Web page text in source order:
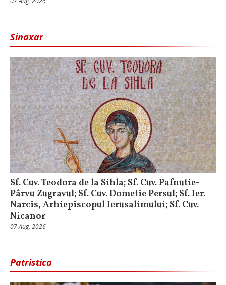
Sinaxar
Sf. Cuv. Teodora de la Sihla; Sf. Cuv. Pafnutie-
Pârvu Zugravul; Sf. Cuv. Dometie Persul; Sf. Ier.
Narcis, Arhiepiscopul Ierusalimului; Sf. Cuv.
Nicanor
07 Aug, 2026
Patristica